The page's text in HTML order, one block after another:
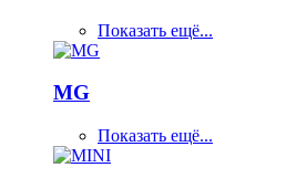
Показать ещё...
MG
Показать ещё...